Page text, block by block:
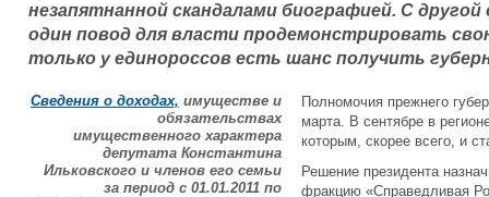
незапятнанной скандалами биографией. С
один повод для власти продемонстрировать
только у единороссов есть шанс получить
Сведения о доходах, имуществе и
обязательствах
имущественного характера
депутата Константина
Ильковского и членов его семьи
за период с 01.01.2011 по
Полномочия прежнего
марта. В сентябре в
которым, скорее всего, и
Решение президента
фракцию «Справедливая